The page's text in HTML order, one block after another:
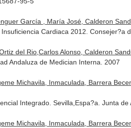
García , María José, Calderon
Cardiaca 2012.
del Rio,Carlos Alonso, Calderon
Andaluza de Medician Interna. 2007
Michavila, Inmaculada, Barrera
Integrado. Sevilla,Espa?a. Junta
Michavila, Inmaculada, Barrera